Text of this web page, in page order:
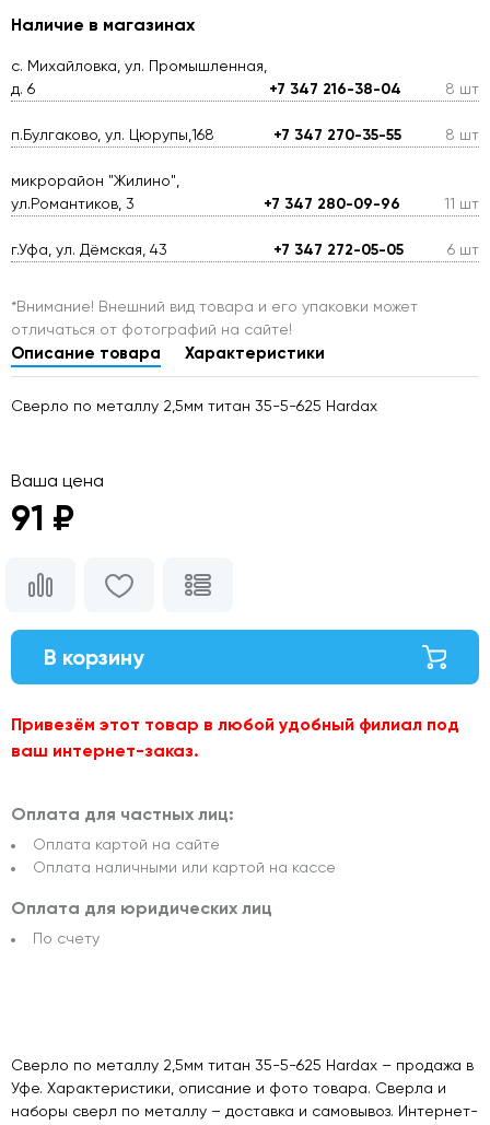
Наличие в магазинах
с. Михайловка, ул. Промышленная,
д. 6
+7 347 216-38-04 8 шт
п.Булгаково, ул. Цюрупы,168 +7 347 270-35-55 8 шт
микрорайон "Жилино",
ул.Романтиков, 3
+7 347 280-09-96 11 шт
г.Уфа, ул. Дёмская, 43 +7 347 272-05-05 6 шт
*Внимание! Внешний вид товара и его упаковки может
отличаться от фотографий на сайте!
Описание товара Характеристики
Сверло по металлу 2,5мм титан 35-5-625 Hardax
Ваша цена
91 ₽
В корзину
Привезём этот товар в любой удобный филиал под
ваш интернет-заказ.
Оплата для частных лиц:
Оплата картой на сайте
Оплата наличными или картой на кассе
Оплата для юридических лиц
По счету
Сверло по металлу 2,5мм титан 35-5-625 Hardax – продажа в
Уфе. Характеристики, описание и фото товара. Сверла и
наборы сверл по металлу – доставка и самовывоз. Интернет-